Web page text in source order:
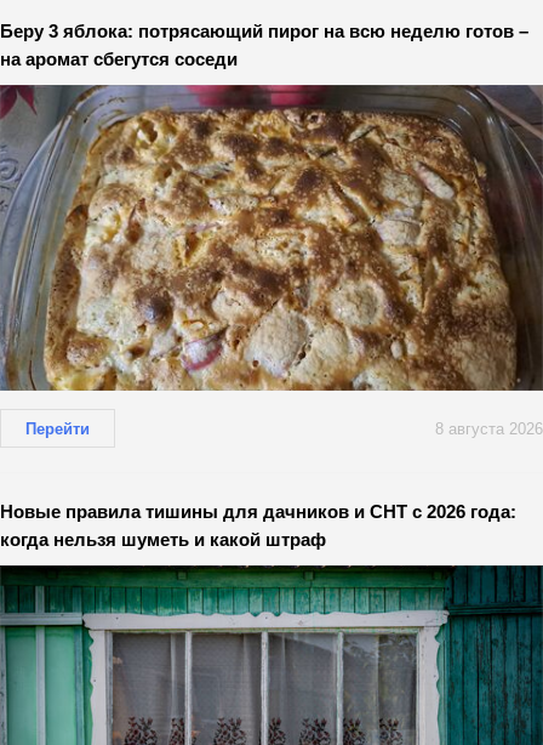
Беру 3 яблока: потрясающий пирог на всю неделю готов –
на аромат сбегутся соседи
Перейти 8 августа 2026
Новые правила тишины для дачников и СНТ с 2026 года:
когда нельзя шуметь и какой штраф